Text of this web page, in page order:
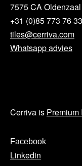
7575 CA Oldenzaal
+31 (0)85 773 76 33
tiles@cerriva.com
Whatsapp advies
Cerriva is Premium
Facebook
Linkedin